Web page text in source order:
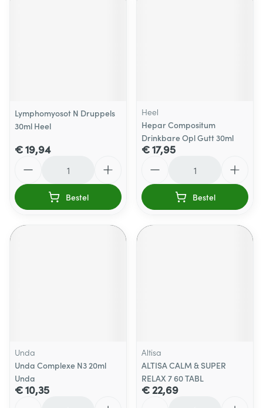
Lymphomyosot N Druppels
30ml Heel
€ 19,94
Bestel
Heel
Hepar Compositum
Drinkbare Opl Gutt 30ml
€ 17,95
Bestel
Unda
Unda Complexe N3 20ml
Unda
€ 10,35
Altisa
ALTISA CALM & SUPER
RELAX 7 60 TABL
€ 22,69